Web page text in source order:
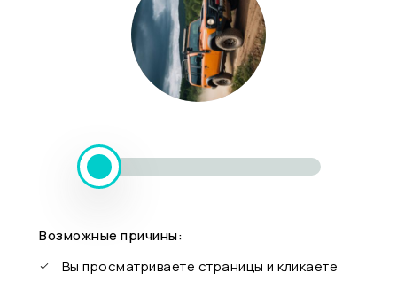
Возможные причины:
Вы просматриваете страницы и кликаете